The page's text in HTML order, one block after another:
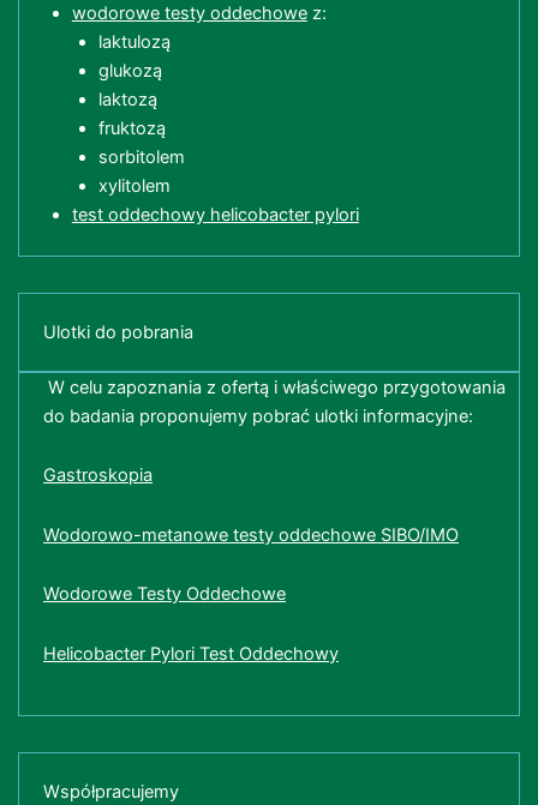
wodorowe testy oddechowez:
laktulozą
glukozą
laktozą
fruktozą
sorbitolem
xylitolem
test oddechowy helicobacter pylori
Ulotki do pobrania
W celu zapoznania z ofertą i właściwego przygotowania
do badania proponujemy pobrać ulotki informacyjne:
Gastroskopia
Wodorowo-metanowe testy oddechowe SIBO/IMO
Wodorowe Testy Oddechowe
Helicobacter Pylori Test Oddechowy
Współpracujemy